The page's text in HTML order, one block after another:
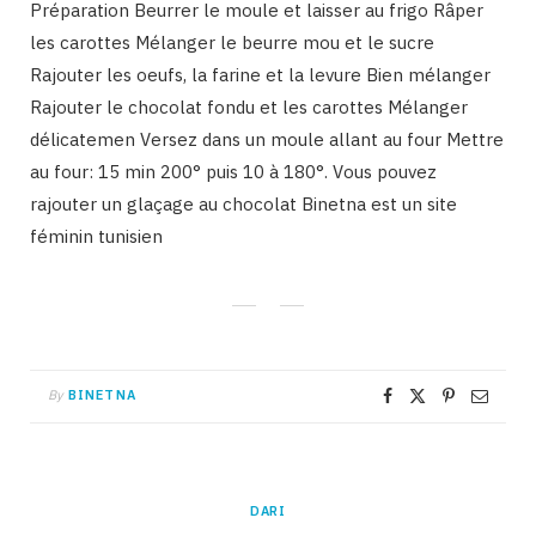
Préparation Beurrer le moule et laisser au frigo Râper
les carottes Mélanger le beurre mou et le sucre
Rajouter les oeufs, la farine et la levure Bien mélanger
Rajouter le chocolat fondu et les carottes Mélanger
délicatemen Versez dans un moule allant au four Mettre
au four: 15 min 200° puis 10 à 180°. Vous pouvez
rajouter un glaçage au chocolat Binetna est un site
féminin tunisien
By BINETNA
DARI